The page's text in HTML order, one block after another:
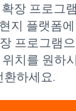
장 프로그
지 플랫폼
프로그램
치를 원하
환하세요.